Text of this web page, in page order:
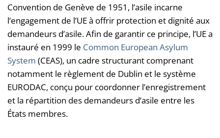
Convention de Genève de 1951, l’asile incarne
l’engagement de l’UE à offrir protection et dignité aux
demandeurs d’asile. Afin de garantir ce principe, l’UE a
instauré en 1999 le Common European Asylum
System (CEAS), un cadre structurant comprenant
notamment le règlement de Dublin et le système
EURODAC, conçu pour coordonner l’enregistrement
et la répartition des demandeurs d’asile entre les
États membres.